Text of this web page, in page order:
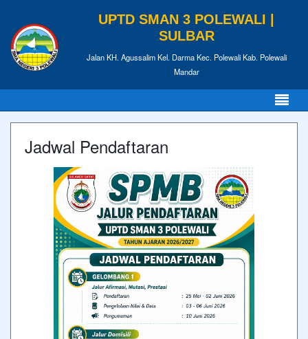
UPTD SMAN 3 POLEWALI |
SULBAR
Jalan KH. Agussalim Kel. Darma Kec. Polewali Kab. Polewali
Mandar
Jadwal Pendaftaran